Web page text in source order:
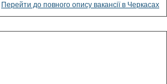
Перейти до повного опису вакансії в Черкасах